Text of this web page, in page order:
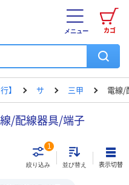
カゴ
メニュー
】 サ 三甲 電線/
/配線器具/端子
絞り込み
1
並び替え 表示切替